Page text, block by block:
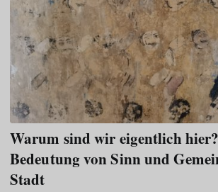
Warum sind wir eigentlich
Bedeutung von Sinn und
Stadt